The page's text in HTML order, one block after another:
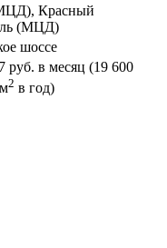
Красный
(МЦД)
шоссе
руб. в месяц (19 600
2 в год)